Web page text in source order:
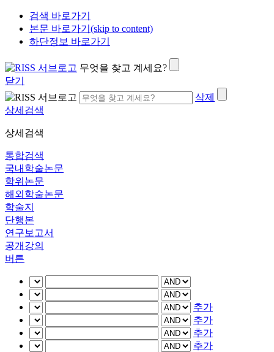
검색 바로가기
본문 바로가기(skip to content)
하단정보 바로가기
무엇을 찾고 계세요?
닫기
삭제
상세검색
상세검색
통합검색
국내학술논문
학위논문
해외학술논문
학술지
단행본
연구보고서
공개강의
버튼
추가
추가
추가
추가